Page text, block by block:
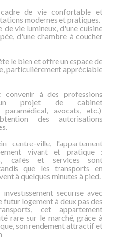
de vie confortable et
modernes et pratiques.
de vie lumineux, d'une cuisine
d'une chambre à coucher
le bien et offre un espace de
particulièrement appréciable
convenir à des professions
projet de cabinet
paramédical, avocats, etc.),
des autorisations
centre-ville, l'appartement
vivant et pratique :
cafés et services sont
que les transports en
à quelques minutes à pied.
sécurisé avec
logement à deux pas des
cet appartement
rare sur le marché, grâce à
son rendement attractif et